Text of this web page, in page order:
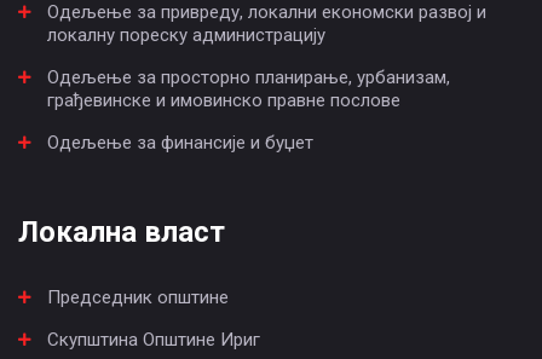
Одељење за привреду, локални економски развој и
локалну пореску администрацију
Одељење за просторно планирање, урбанизам,
грађевинске и имовинско правне послове
Одељење за финансије и буџет
Локална власт
Председник општине
Скупштина Општине Ириг